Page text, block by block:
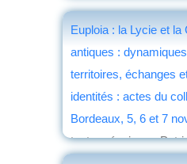
Euploia : la Lycie et la
antiques :
territoires, échanges
identités : actes du
Bordeaux, 5, 6 et 7
textes réunis par